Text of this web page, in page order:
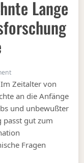
Lange
on HeLa-Zellen –
Zeitalter von
an die Anfänge
und unbewußter
passt gut zum
Fragen